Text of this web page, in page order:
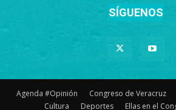
SÍGUENOS
Agenda #Opinión Congreso de Veracruz
Cultura
Deportes Ellas en el